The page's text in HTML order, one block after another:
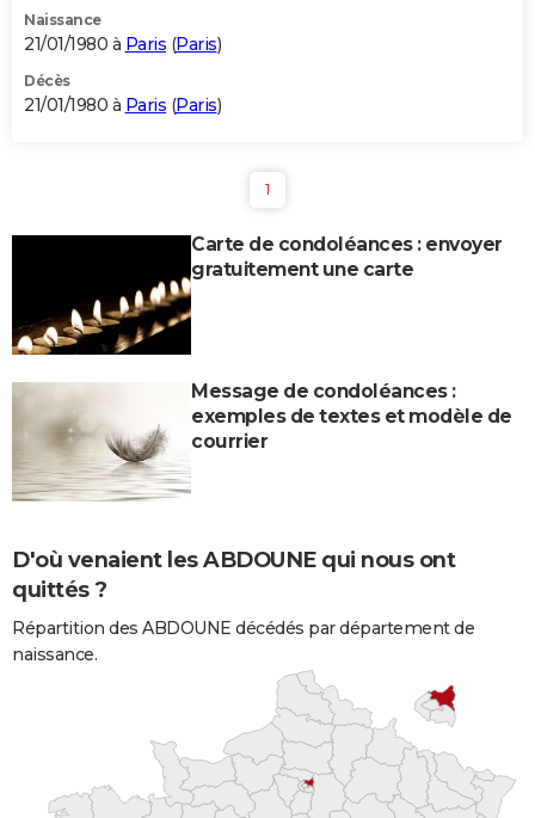
Naissance
21/01/1980 à Paris (Paris)
Décès
21/01/1980 à Paris (Paris)
1
Carte de condoléances : envoyer
gratuitement une carte
Message de condoléances :
exemples de textes et modèle de
courrier
D'où venaient les ABDOUNE qui nous ont
quittés ?
Répartition des ABDOUNE décédés par département de
naissance.